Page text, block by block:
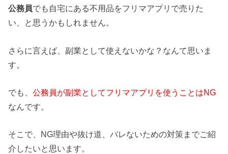
公務員でも自宅にある不用品をフリマアプリで売りた
い、と思うかもしれません。
さらに言えば、副業として使えないかな？なんて思いま
す。
でも、公務員が副業としてフリマアプリを使うことはNG
なんです。
そこで、NG理由や抜け道、バレないための対策までご紹
介したいと思います。